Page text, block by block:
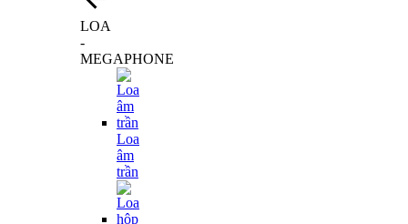
LOA
-
MEGAPHONE
Loa
âm
trần